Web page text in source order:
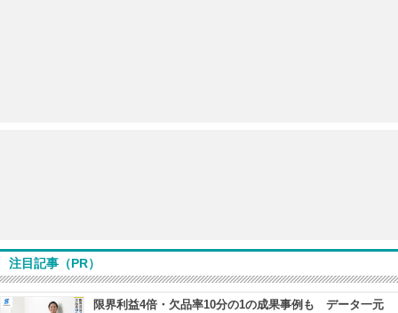
注目記事（PR）
限界利益4倍・欠品率10分の1の成果事例も データ一元